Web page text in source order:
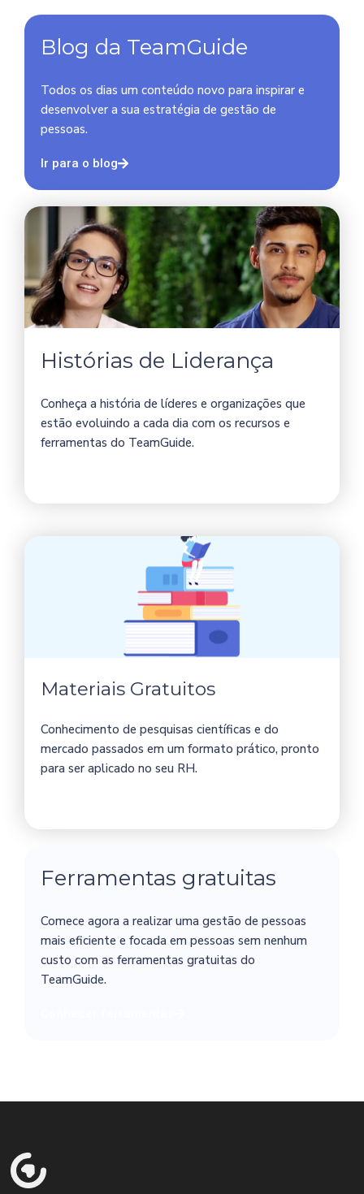
Blog da TeamGuide
Todos os dias um conteúdo novo para inspirar e
desenvolver a sua estratégia de gestão de
pessoas.
Ir para o blog
Histórias de Liderança
Conheça a história de líderes e organizações que
estão evoluindo a cada dia com os recursos e
ferramentas do TeamGuide.
Materiais Gratuitos
Conhecimento de pesquisas científicas e do
mercado passados em um formato prático, pronto
para ser aplicado no seu RH.
Ferramentas gratuitas
Comece agora a realizar uma gestão de pessoas
mais eficiente e focada em pessoas sem nenhum
custo com as ferramentas gratuitas do
TeamGuide.